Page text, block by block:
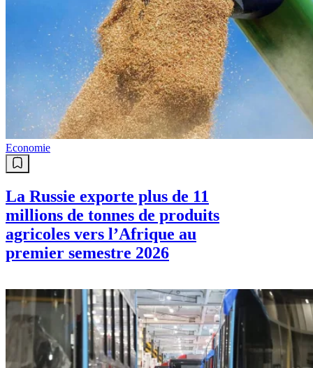
Economie
La Russie exporte plus de 11
millions de tonnes de produits
agricoles vers l’Afrique au
premier semestre 2026